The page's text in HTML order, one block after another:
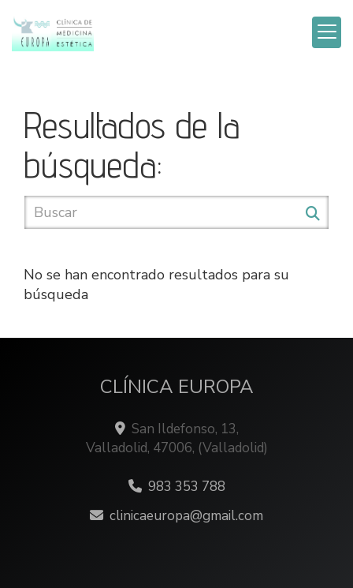
Resultados de la
búsqueda:
No se han encontrado resultados para su
búsqueda
CLÍNICA EUROPA
San Ildefonso, 13,
Valladolid, 47006, (Valladolid)
983 353 788
clinicaeuropa
gmail.com